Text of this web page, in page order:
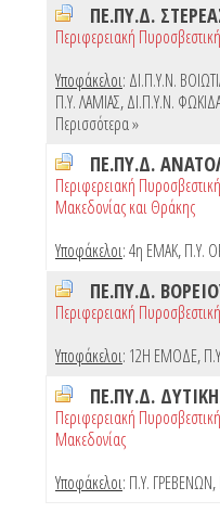
ΠΕ.ΠΥ.Δ.
Περιφερειακή
Υποφάκελοι: ΔΙ.Π.Υ.Ν.
Π.Υ. ΛΑΜΙΑΣ,ΔΙ.Π.Υ.Ν.
Περισσότερα »
Περιφερειακή
Μακεδονίας και Θράκης
Υποφάκελοι:4η ΕΜΑΚ,Π.Υ.
ΠΕ.ΠΥ.Δ.
Περιφερειακή
Υποφάκελοι: 12Η ΕΜΟΔΕ,
ΠΕ.ΠΥ.Δ.
Περιφερειακή
Μακεδονίας
Υποφάκελοι: Π.Υ. ΓΡΕΒΕΝΩΝ,